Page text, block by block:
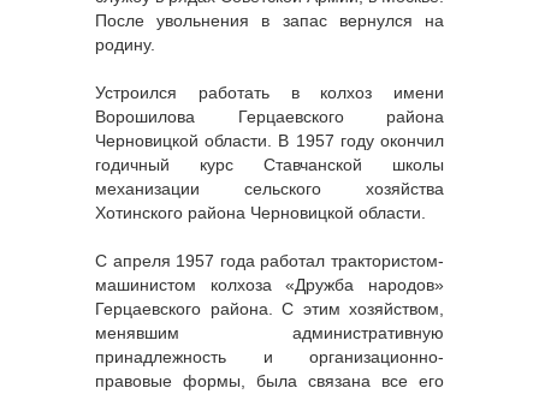
После увольнения в запас вернулся на
родину.
Устроился работать в колхоз имени
Ворошилова Герцаевского района
Черновицкой области. В 1957 году окончил
годичный курс Ставчанской школы
механизации сельского хозяйства
Хотинского района Черновицкой области.
С апреля 1957 года работал трактористом-
машинистом колхоза «Дружба народов»
Герцаевского района. С этим хозяйством,
менявшим административную
принадлежность и организационно-
правовые формы, была связана все его